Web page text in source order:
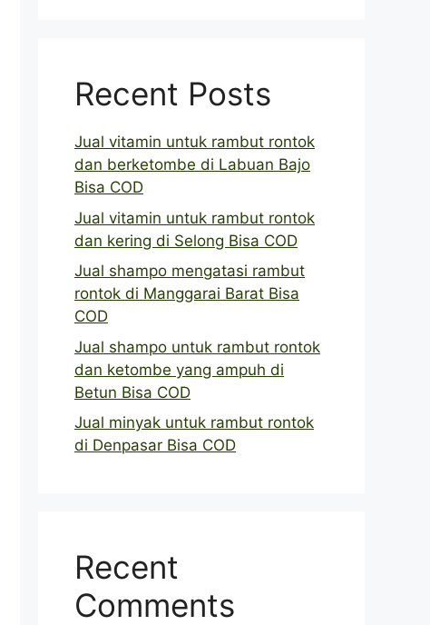
Recent Posts
Jual vitamin untuk rambut rontok
dan berketombe di Labuan Bajo
Bisa COD
Jual vitamin untuk rambut rontok
dan kering di Selong Bisa COD
Jual shampo mengatasi rambut
rontok di Manggarai Barat Bisa
COD
Jual shampo untuk rambut rontok
dan ketombe yang ampuh di
Betun Bisa COD
Jual minyak untuk rambut rontok
di Denpasar Bisa COD
Recent
Comments